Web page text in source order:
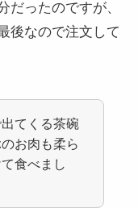
だったのですが、
後なので注文して
てくる茶碗
お肉も柔ら
食べまし